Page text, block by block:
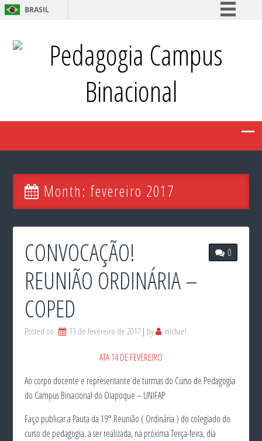
BRASIL
Participe
Acesso à informação
Legislação
Canais
Pedagogia Campus
Binacional
Month:fevereiro 2017
0
CONVOCAÇÃO!
REUNIÃO ORDINÁRIA –
COPED
Posted on 13 de fevereiro de 2017 by michael
ATA 14 DE FEVEREIRO
Ao corpo docente e representante de turmas do Curso de Pedagogia
do Campus Binacional do Oiapoque – UNIFAP
Faço publicar a Pauta da 19° Reunião ( Ordinária ) do colegiado do
curso de pedagogia, a ser realizada, na próxima Terça-feira, dia